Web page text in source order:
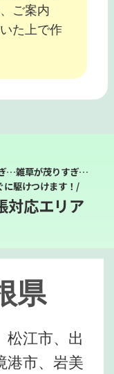
ご案内
た上で作
…雑草が茂りすぎ…
に駆けつけます！/
対応エリア
県
松江市、出
港市、岩美